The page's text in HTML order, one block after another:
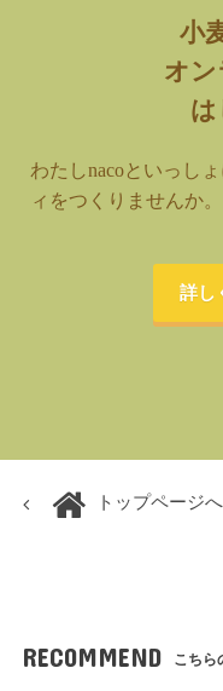
小
オ
は
わたしnacoといっし
ィをつくりませんか。
詳し
トップページへ
RECOMMEND こちら